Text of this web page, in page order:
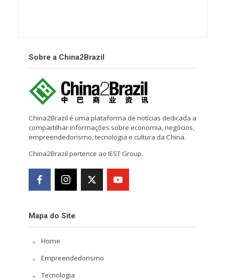
Sobre a China2Brazil
China2Brazil é uma plataforma de notícias dedicada a
compartilhar informações sobre economia, negócios,
empreendedorismo, tecnologia e cultura da China.
China2Brazil pertence ao IEST Group.
Mapa do Site
Home
Empreendedorismo
Tecnologia